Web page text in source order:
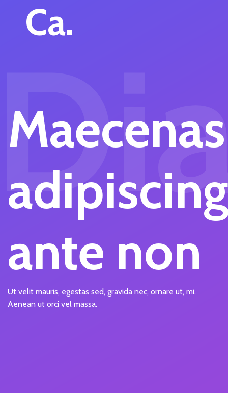
Ca.
Maecenas
ante non
Ut velit mauris, egestas sed, gravida nec, ornare ut, mi.
Aenean ut orci vel massa.